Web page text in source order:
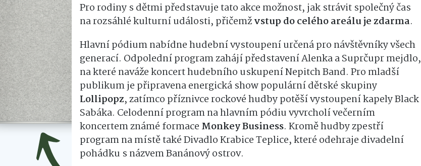
Pro rodiny s dětmi představuje tato akce možnost, jak strávit společný čas
na rozsáhlé kulturní události, přičemžvstup do celého areálu je zdarma.
Hlavní pódium nabídne hudební vystoupení určená pro návštěvníky všech
generací. Odpolední program zahájí představení Alenka a Suprčupr mejdlo,
na které naváže koncert hudebního uskupení Nepitch Band. Pro mladší
publikum je připravena energická show populární dětské skupiny
Lollipopz, zatímco příznivce rockové hudby potěší vystoupení kapely Black
Sabáka. Celodenní program na hlavním pódiu vyvrcholí večerním
koncertem známé formace Monkey Business. Kromě hudby zpestří
program na místě také Divadlo Krabice Teplice, které odehraje divadelní
pohádku s názvem Banánový ostrov.